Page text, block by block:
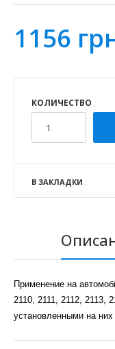
1156
КОЛИЧЕСТВО
В ЗАКЛАДКИ
Применение на
2110, 2111, 2112, 2113,
установленными на